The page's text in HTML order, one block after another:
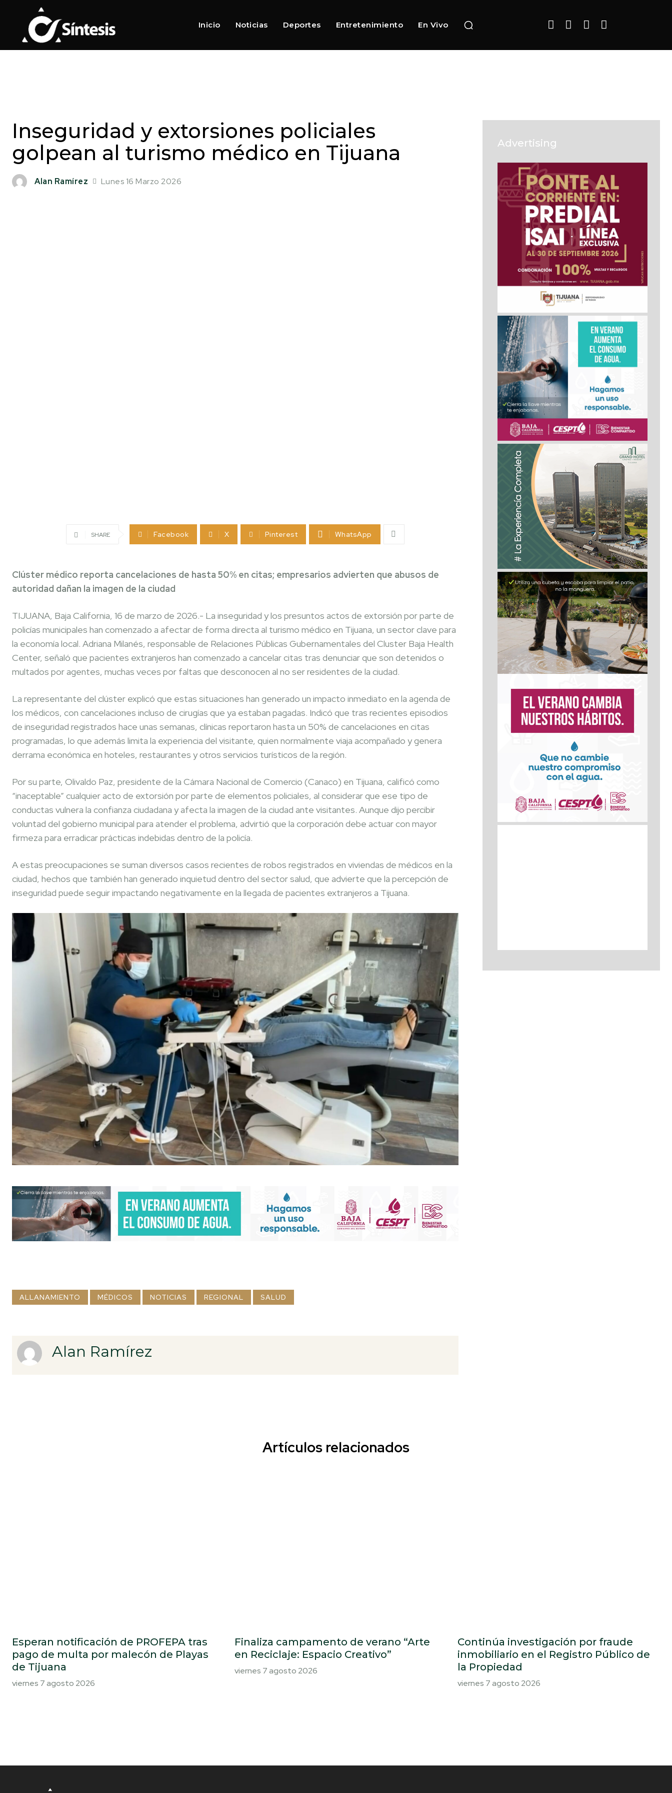
Inicio Noticias Deportes Entretenimiento En Vivo
Inseguridad y extorsiones policiales
golpean al turismo médico en Tijuana
Alan Ramírez Lunes 16 Marzo 2026
SHARE Facebook X Pinterest WhatsApp
Clúster médico reporta cancelaciones de hasta 50% en citas; empresarios advierten que abusos de
autoridad dañan la imagen de la ciudad
TIJUANA, Baja California, 16 de marzo de 2026.- La inseguridad y los presuntos actos de extorsión por parte de
policías municipales han comenzado a afectar de forma directa al turismo médico en Tijuana, un sector clave para
la economía local. Adriana Milanés, responsable de Relaciones Públicas Gubernamentales del Cluster Baja Health
Center, señaló que pacientes extranjeros han comenzado a cancelar citas tras denunciar que son detenidos o
multados por agentes, muchas veces por faltas que desconocen al no ser residentes de la ciudad.
La representante del clúster explicó que estas situaciones han generado un impacto inmediato en la agenda de
los médicos, con cancelaciones incluso de cirugías que ya estaban pagadas. Indicó que tras recientes episodios
de inseguridad registrados hace unas semanas, clínicas reportaron hasta un 50% de cancelaciones en citas
programadas, lo que además limita la experiencia del visitante, quien normalmente viaja acompañado y genera
derrama económica en hoteles, restaurantes y otros servicios turísticos de la región.
Por su parte, Olivaldo Paz, presidente de la Cámara Nacional de Comercio (Canaco) en Tijuana, calificó como
“inaceptable” cualquier acto de extorsión por parte de elementos policiales, al considerar que ese tipo de
conductas vulnera la confianza ciudadana y afecta la imagen de la ciudad ante visitantes. Aunque dijo percibir
voluntad del gobierno municipal para atender el problema, advirtió que la corporación debe actuar con mayor
firmeza para erradicar prácticas indebidas dentro de la policía.
A estas preocupaciones se suman diversos casos recientes de robos registrados en viviendas de médicos en la
ciudad, hechos que también han generado inquietud dentro del sector salud, que advierte que la percepción de
inseguridad puede seguir impactando negativamente en la llegada de pacientes extranjeros a Tijuana.
ALLANAMIENTO MÉDICOS NOTICIAS REGIONAL SALUD
Alan Ramírez
Advertising
Artículos relacionados
Esperan notificación de PROFEPA tras
pago de multa por malecón de Playas
de Tijuana
viernes 7 agosto 2026
Finaliza campamento de verano “Arte
en Reciclaje: Espacio Creativo”
viernes 7 agosto 2026
Continúa investigación por fraude
inmobiliario en el Registro Público de
la Propiedad
viernes 7 agosto 2026